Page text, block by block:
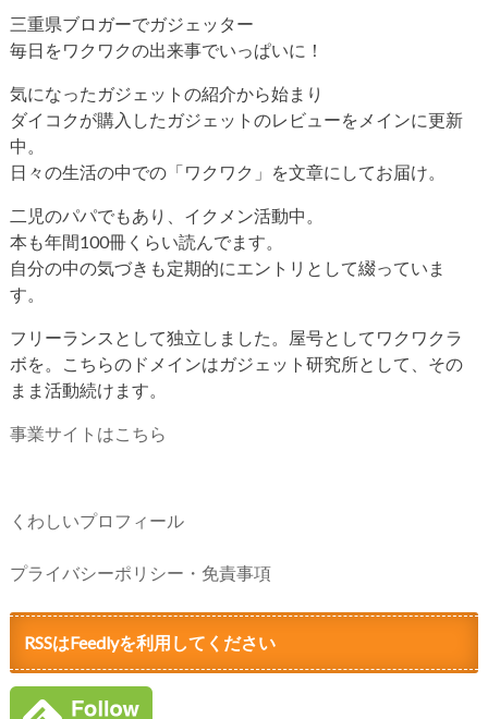
三重県ブロガーでガジェッター
毎日をワクワクの出来事でいっぱいに！
気になったガジェットの紹介から始まり
ダイコクが購入したガジェットのレビューをメインに更新
中。
日々の生活の中での「ワクワク」を文章にしてお届け。
二児のパパでもあり、イクメン活動中。
本も年間100冊くらい読んでます。
自分の中の気づきも定期的にエントリとして綴っていま
す。
フリーランスとして独立しました。屋号としてワクワクラ
ボを。こちらのドメインはガジェット研究所として、その
まま活動続けます。
事業サイトはこちら
くわしいプロフィール
プライバシーポリシー・免責事項
RSSはFeedlyを利用してください